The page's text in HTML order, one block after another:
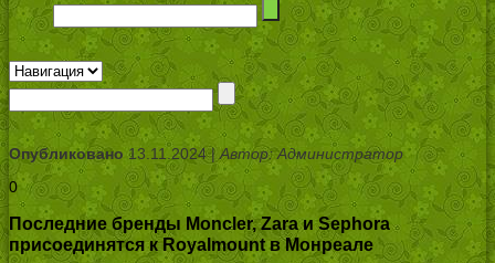
Опубликовано13.11.2024 | Автор: Администратор
0
Последние бренды Moncler, Zara и Sephora
присоединятся к Royalmount в Монреале